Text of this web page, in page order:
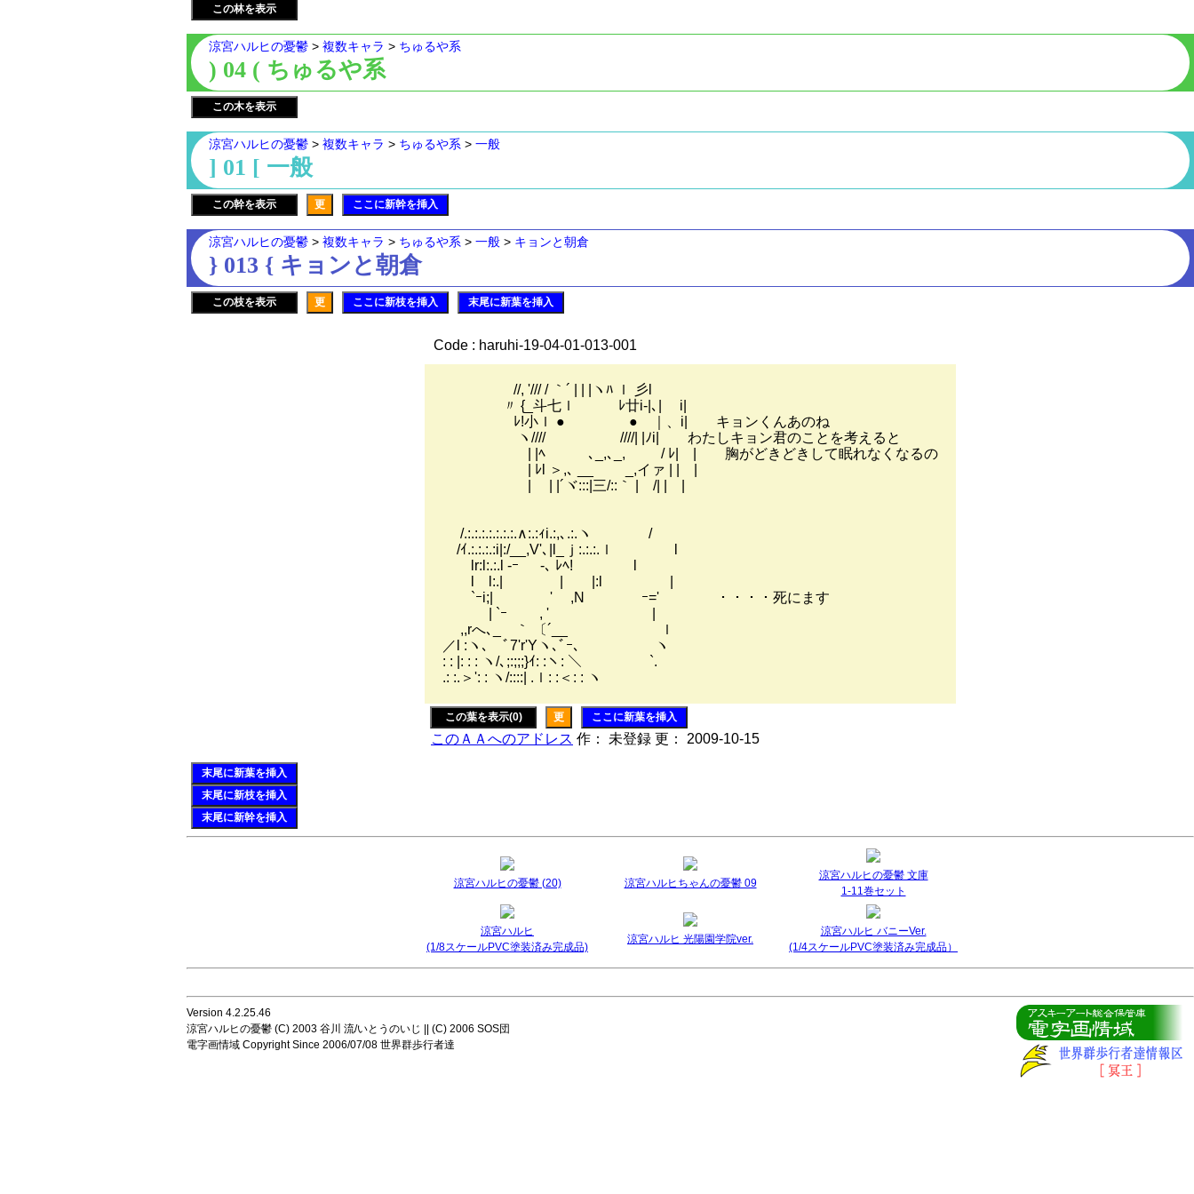
この林を表示
涼宮ハルヒの憂鬱 > 複数キャラ > ちゅるや系
) 04 ( ちゅるや系
この木を表示
涼宮ハルヒの憂鬱 > 複数キャラ > ちゅるや系 > 一般
] 01 [ 一般
この幹を表示 更 ここに新幹を挿入
涼宮ハルヒの憂鬱 > 複数キャラ > ちゅるや系 > 一般 > キョンと朝倉
} 013 { キョンと朝倉
この枝を表示 更 ここに新枝を挿入 末尾に新葉を挿入
Code : haruhi-19-04-01-013-001
//, '/// / ｀´ | | |ヽﾊ ｌ 彡l
〃 {_斗七ｌ ﾚ廿i-|､| i|
ﾚ!小ｌ ● ● ｜、i| キョンくんあのね
ヽ//// ////| |ﾉi| わたしキョン君のことを考えると
| |ﾍ ､_,､_, / ﾚ| | 胸がどきどきして眠れなくなるの
| ﾚl ＞,､ __ _,イァ | | |
| | |´ヾ:::|三/::｀ | /| | |
/.:.:.:.:.:.:.:.∧:.:ｨi.:,､.:.ヽ /
/ｲ.:.:.:.:i|:/__,V'､|l_ｊ:.:.:.ｌ l
lr:l:.:.l -ｰ -､ ﾚﾍ! l
l l:.| | |:l |
`ｰi;| ' ,N ｰ=' ・・・・死にます
| `ｰ ￣ , ' |
,,rへ､_ ｀ 〔´__ ｌ
／l :ヽ､ ﾞ7'r'Yヽ､ﾞｰ､ ヽ
: : |: : : ヽ/､;:;;;}ｲ: :ヽ: ＼ `.
.: :.＞': : ヽ/::::| .ｌ: :＜: : ヽ
この葉を表示(0) 更 ここに新葉を挿入
このＡＡへのアドレス 作： 未登録 更： 2009-10-15
末尾に新葉を挿入
末尾に新枝を挿入
末尾に新幹を挿入
涼宮ハルヒの憂鬱 (20) 涼宮ハルヒちゃんの憂鬱 09
涼宮ハルヒの憂鬱 文庫
1-11巻セット
涼宮ハルヒ
(1/8スケールPVC塗装済み完成品)
涼宮ハルヒ 光陽園学院ver.
涼宮ハルヒ バニーVer.
(1/4スケールPVC塗装済み完成品）
Version 4.2.25.46
涼宮ハルヒの憂鬱 (C) 2003 谷川 流/いとうのいじ || (C) 2006 SOS団
電字画情域 Copyright Since 2006/07/08 世界群歩行者達